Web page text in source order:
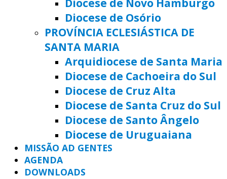
Diocese de Novo Hamburgo
Diocese de Osório
PROVÍNCIA ECLESIÁSTICA DE
SANTA MARIA
Arquidiocese de Santa Maria
Diocese de Cachoeira do Sul
Diocese de Cruz Alta
Diocese de Santa Cruz do Sul
Diocese de Santo Ângelo
Diocese de Uruguaiana
MISSÃO AD GENTES
AGENDA
DOWNLOADS